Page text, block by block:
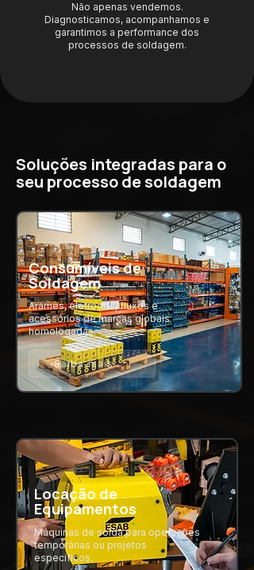
Não apenas vendemos.
Diagnosticamos, acompanhamos e
garantimos a performance dos
processos de soldagem.
Soluções integradas para o
seu processo de soldagem
Consumíveis de
Soldagem
Arames, eletrodos, fluxos e
acessórios de marcas globais
homologadas.
Saiba mais
Locação de
Equipamentos
Máquinas de solda para operações
temporárias ou projetos
específicos.